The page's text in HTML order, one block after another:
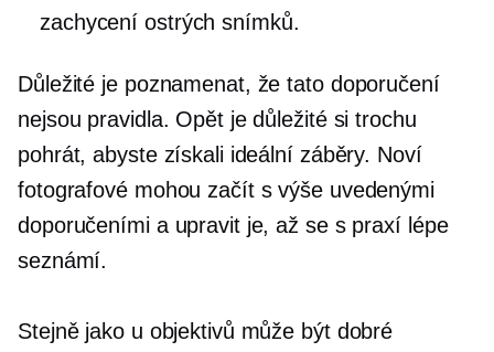
zachycení ostrých snímků.
Důležité je poznamenat, že tato doporučení
nejsou pravidla. Opět je důležité si trochu
pohrát, abyste získali ideální záběry. Noví
fotografové mohou začít s výše uvedenými
doporučeními a upravit je, až se s praxí lépe
seznámí.
Stejně jako u objektivů může být dobré